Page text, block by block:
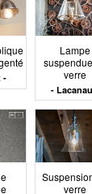
Les
ou
Dans
couleur doit
2700 K et
calme. Les
positionnés
du
Lampe
verre
Lacanau
verre